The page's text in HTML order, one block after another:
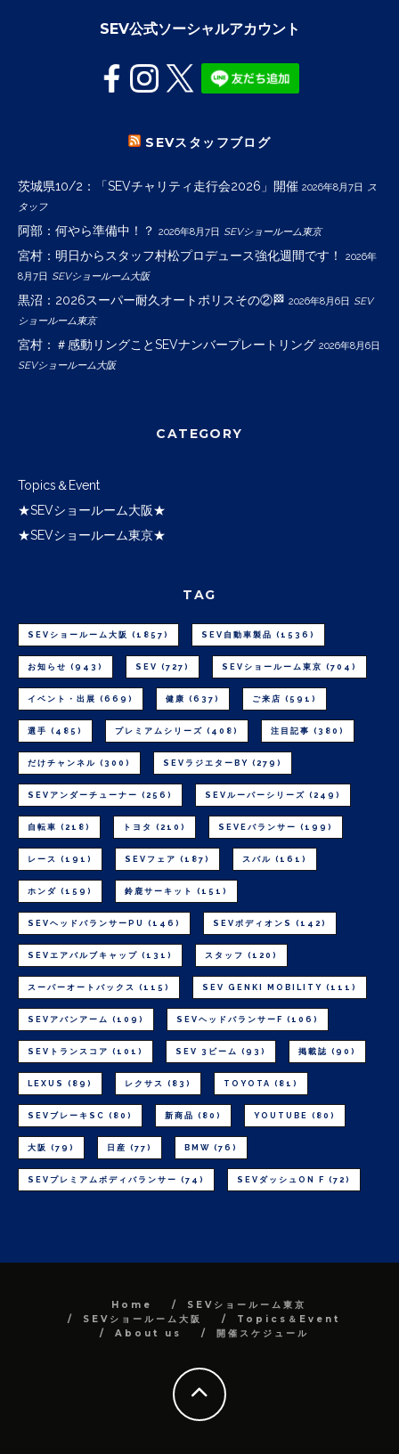
SEV公式ソーシャルアカウント
SEVスタッフブログ
茨城県10/2：「SEVチャリティ走行会2026」開催 2026年8月7日 ス
タッフ
阿部：何やら準備中！？ 2026年8月7日 SEVショールーム東京
宮村：明日からスタッフ村松プロデュース強化週間です！
2026年
8月7日 SEVショールーム大阪
黒沼：2026スーパー耐久オートポリスその②🏁 2026年8月6日 SEV
ショールーム東京
宮村：＃感動リングことSEVナンバープレートリング 2026年8月6日
SEVショールーム大阪
CATEGORY
Topics＆Event
★SEVショールーム大阪★
★SEVショールーム東京★
TAG
SEVショールーム大阪 (1857) SEV自動車製品 (1536)
お知らせ (943) SEV (727) SEVショールーム東京 (704)
イベント・出展 (669) 健康 (637) ご来店 (591)
選手 (485) プレミアムシリーズ (408) 注目記事 (380)
だけチャンネル (300) SEVラジエターBY (279)
SEVアンダーチューナー (256) SEVルーパーシリーズ (249)
自転車 (218) トヨタ (210) SEVEバランサー (199)
レース (191) SEVフェア (187) スバル (161)
ホンダ (159) 鈴鹿サーキット (151)
SEVヘッドバランサーPU (146) SEVボディオンS (142)
SEVエアバルブキャップ (131) スタッフ (120)
スーパーオートバックス (115) SEV GENKI MOBILITY (111)
SEVアバンアーム (109) SEVヘッドバランサーF (106)
SEVトランスコア (101) SEV 3ビーム (93) 掲載誌 (90)
LEXUS (89) レクサス (83) TOYOTA (81)
SEVブレーキSC (80) 新商品 (80) YOUTUBE (80)
大阪 (79) 日産 (77) BMW (76)
SEVプレミアムボディバランサー (74) SEVダッシュON F (72)
Home
SEVショールーム東京
SEVショールーム大阪
Topics＆Event
About us
開催スケジュール